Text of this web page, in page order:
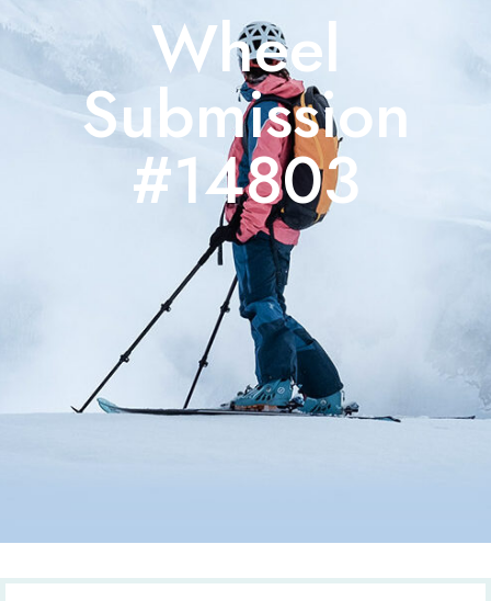
Wheel
Submission
#14803